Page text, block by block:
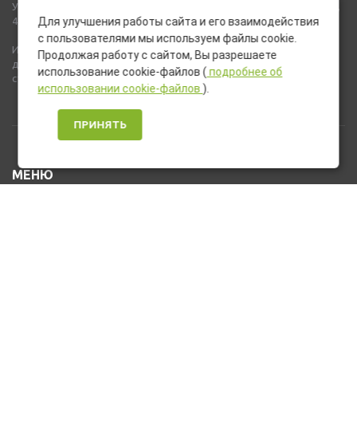
Указанные на сайте цены не являются публичной офертой (ст.435,
437 ГК РФ).
Используемые на сайте изображения товаров могут включать
дополнительное оборудование и компоненты, не входящие в
стандартную комплектацию товара.
МЕНЮ
Для улучшения работы сайта и его взаимодействия
с пользователями мы используем файлы cookie.
Продолжая работу с сайтом, Вы разрешаете
использование cookie-файлов ( подробнее об
использовании cookie-файлов ).
ПРИНЯТЬ